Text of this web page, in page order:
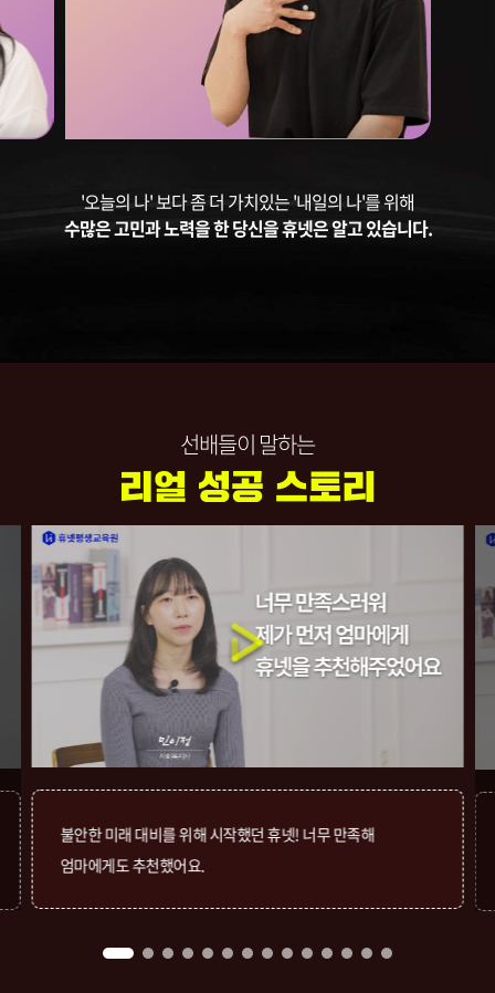
'오늘의 나' 보다 좀 더 가치있는 '내일의 나'를 위해
수많은 고민과 노력을 한 당신을 휴넷은 알고 있습니다.
선배들이 말하는
불안한 미래 대비를 위해 시작했던 휴넷! 너무 만족해
엄마에게도 추천했어요.